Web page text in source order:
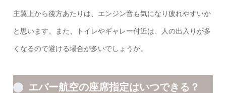
主翼上から後方あたりは、エンジン音も気になり疲れやすいか
と思います。また、トイレやギャレー付近は、人の出入りが多
くなるので避ける場合が多いでしょうか。
エバー航空の座席指定はいつできる？